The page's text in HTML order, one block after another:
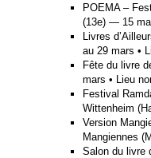
POEMA –
(13e) — 15
Livres
au 29 mars •
Fête du livre
mars • Lieu
Festival
Wittenheim
Version
Mangiennes
Salon du livre